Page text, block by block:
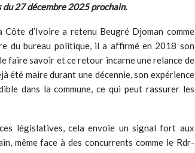
27 décembre 2025 prochain.
d’Ivoire a retenu Beugré Djoman comme
du bureau politique, il a affirmé en 2018 son
faire savoir et ce retour incarne une relance de
été maire durant une décennie, son expérience
dans la commune, ce qui peut rassurer les
législatives, cela envoie un signal fort aux
même face à des concurrents comme le Rdr-